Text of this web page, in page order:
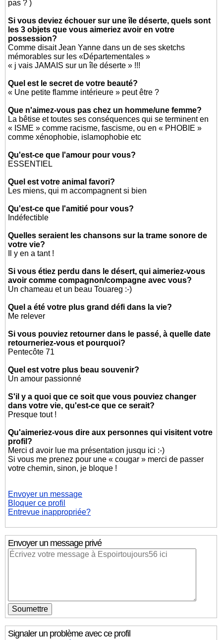
pas ? )
Si vous deviez échouer sur une île déserte, quels sont
les 3 objets que vous aimeriez avoir en votre
possession?
Comme disait Jean Yanne dans un de ses sketchs
mémorables sur les «Départementales »
« j vais JAMAIS sur un île déserte » !!!
Quel est le secret de votre beauté?
« Une petite flamme intérieure » peut être ?
Que n'aimez-vous pas chez un homme/une femme?
La bêtise et toutes ses conséquences qui se terminent en
« ISME » comme racisme, fascisme, ou en « PHOBIE »
comme xénophobie, islamophobie etc
Qu'est-ce que l'amour pour vous?
ESSENTIEL
Quel est votre animal favori?
Les miens, qui m accompagnent si bien
Qu'est-ce que l'amitié pour vous?
Indéfectible
Quelles seraient les chansons sur la trame sonore de
votre vie?
Il y en a tant !
Si vous étiez perdu dans le désert, qui aimeriez-vous
avoir comme compagnon/compagne avec vous?
Un chameau et un beau Touareg :-)
Quel a été votre plus grand défi dans la vie?
Me relever
Si vous pouviez retourner dans le passé, à quelle date
retourneriez-vous et pourquoi?
Pentecôte 71
Quel est votre plus beau souvenir?
Un amour passionné
S'il y a quoi que ce soit que vous pouviez changer
dans votre vie, qu'est-ce que ce serait?
Presque tout !
Qu'aimeriez-vous dire aux personnes qui visitent votre
profil?
Merci d avoir lue ma présentation jusqu ici :-)
Si vous me prenez pour une « cougar » merci de passer
votre chemin, sinon, je bloque !
Envoyer un message
Bloquer ce profil
Entrevue inappropriée?
Envoyer un message privé
Signaler un problème avec ce profil